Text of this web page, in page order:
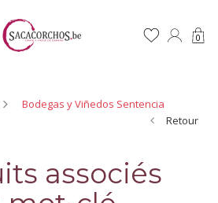
0
Bodegas y Viñedos Sentencia
Retour
associés